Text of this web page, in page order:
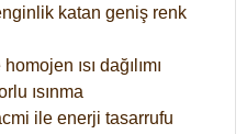
katan geniş renk
ısı dağılımı
ısınma
ile enerji tasarrufu